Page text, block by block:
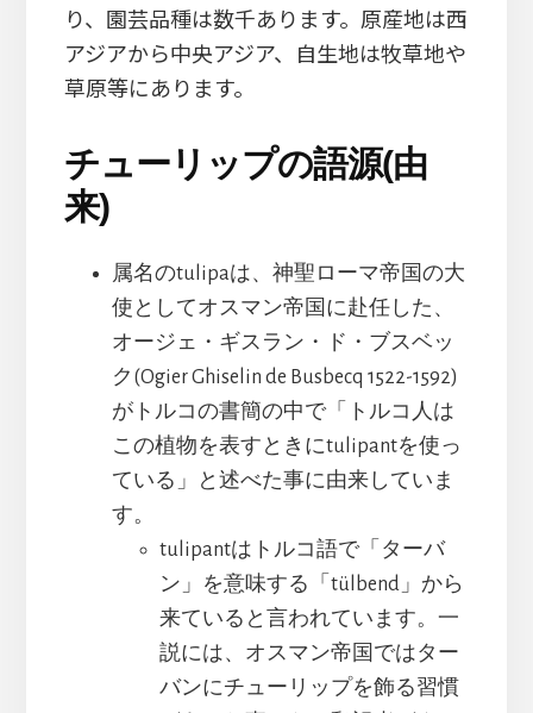
り、園芸品種は数千あります。原産地は西
アジアから中央アジア、自生地は牧草地や
草原等にあります。
チューリップの語源(由
来)
属名のtulipaは、神聖ローマ帝国の大
使としてオスマン帝国に赴任した、
オージェ・ギスラン・ド・ブスベッ
ク(Ogier Ghiselin de Busbecq 1522-1592)
がトルコの書簡の中で「トルコ人は
この植物を表すときにtulipantを使っ
ている」と述べた事に由来していま
す。
tulipantはトルコ語で「ターバ
ン」を意味する「tülbend」から
来ていると言われています。一
説には、オスマン帝国ではター
バンにチューリップを飾る習慣